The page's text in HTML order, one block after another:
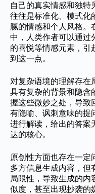
自己的真实情感和独特
往往是标准化、模式化
腻的情感和个人风格。
中，人类作者可以通过
的喜悦等情感元素，引
到这一点。
对复杂语境的理解存在
具有复杂的背景和隐含
握这些微妙之处，导致
有隐喻、讽刺意味的提
进行解读，给出的答案
达的核心。
原创性方面也存在一定
多方信息生成内容，但
局限性，导致生成的内
似度，甚至出现抄袭的